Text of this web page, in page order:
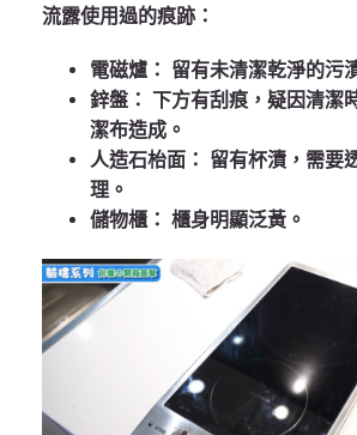
流露使用過的痕跡：
電磁爐： 留有未清潔乾淨的污
鋅盤： 下方有刮痕，疑因清潔
潔布造成。
人造石枱面： 留有杯漬，需要
理。
儲物櫃： 櫃身明顯泛黃。